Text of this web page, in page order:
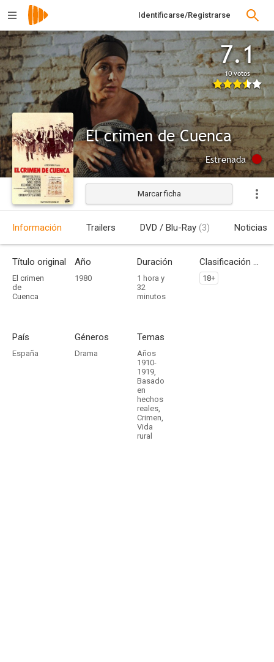
Identificarse/Registrarse
7.1
10 votos
El crimen de Cuenca
Estrenada
Marcar ficha
Información Trailers DVD / Blu-Ray (3) Noticias
Título original
El crimen
de
Cuenca
Año
1980
Duración
1 hora y
32
minutos
Clasificación por edades
18+
País
España
Géneros
Drama
Temas
Años
1910-
1919,
Basado
en
hechos
reales,
Crimen,
Vida
rural